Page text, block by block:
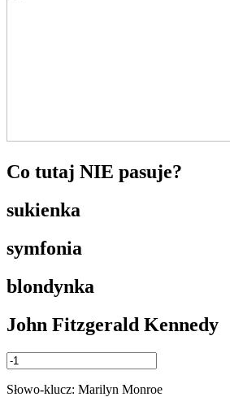
Co tutaj NIE pasuje?
sukienka
symfonia
blondynka
John Fitzgerald Kennedy
Słowo-klucz: Marilyn Monroe